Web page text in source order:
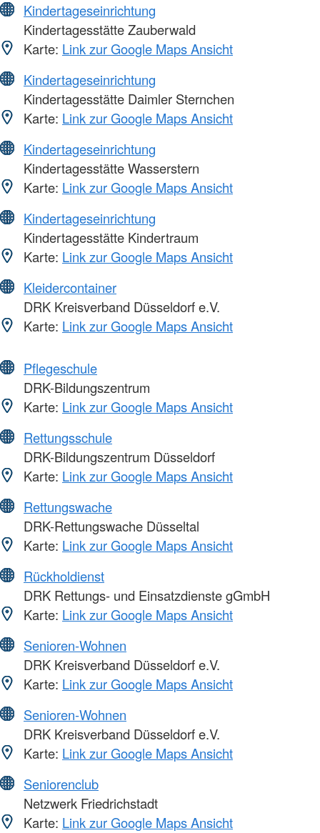
Kindertageseinrichtung
Kindertagesstätte Zauberwald
Karte: Link zur Google Maps Ansicht
Kindertageseinrichtung
Kindertagesstätte Daimler Sternchen
Karte: Link zur Google Maps Ansicht
Kindertageseinrichtung
Kindertagesstätte Wasserstern
Karte: Link zur Google Maps Ansicht
Kindertageseinrichtung
Kindertagesstätte Kindertraum
Karte: Link zur Google Maps Ansicht
Kleidercontainer
DRK Kreisverband Düsseldorf e.V.
Karte: Link zur Google Maps Ansicht
Pflegeschule
DRK-Bildungszentrum
Karte: Link zur Google Maps Ansicht
Rettungsschule
DRK-Bildungszentrum Düsseldorf
Karte: Link zur Google Maps Ansicht
Rettungswache
DRK-Rettungswache Düsseltal
Karte: Link zur Google Maps Ansicht
Rückholdienst
DRK Rettungs- und Einsatzdienste gGmbH
Karte: Link zur Google Maps Ansicht
Senioren-Wohnen
DRK Kreisverband Düsseldorf e.V.
Karte: Link zur Google Maps Ansicht
Senioren-Wohnen
DRK Kreisverband Düsseldorf e.V.
Karte: Link zur Google Maps Ansicht
Seniorenclub
Netzwerk Friedrichstadt
Karte: Link zur Google Maps Ansicht